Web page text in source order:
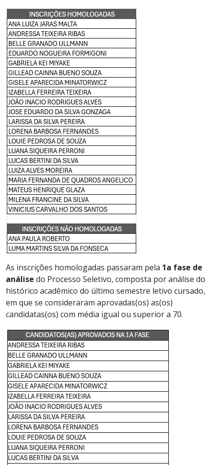
As inscrições homologadas passaram pela 1a fase de
análise do Processo Seletivo, composta por análise do
histórico acadêmico do último semestre letivo cursado,
em que se consideraram aprovadas(os) as(os)
candidatas(os) com média igual ou superior a 70.